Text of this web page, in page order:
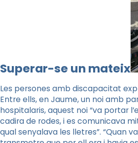
Superar-se un mateix
Les persones amb discapacitat
Entre ells, en Jaume, un noi amb
hospitalaris, aquest noi “va portar
cadira de rodes, i es comunicava
qual senyalava les lletres”. “Quan